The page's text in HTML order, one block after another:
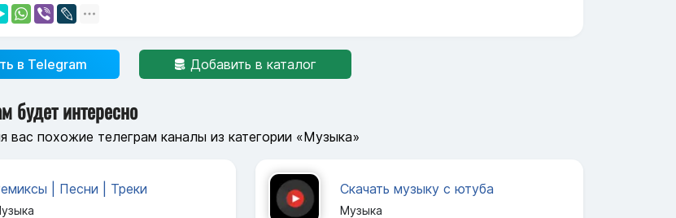
в Telegram Добавить в каталог
будет интересно
вас похожие телеграм каналы из категории «Музыка»
| Песни | Треки Скачать музыку с ютуба
Музыка